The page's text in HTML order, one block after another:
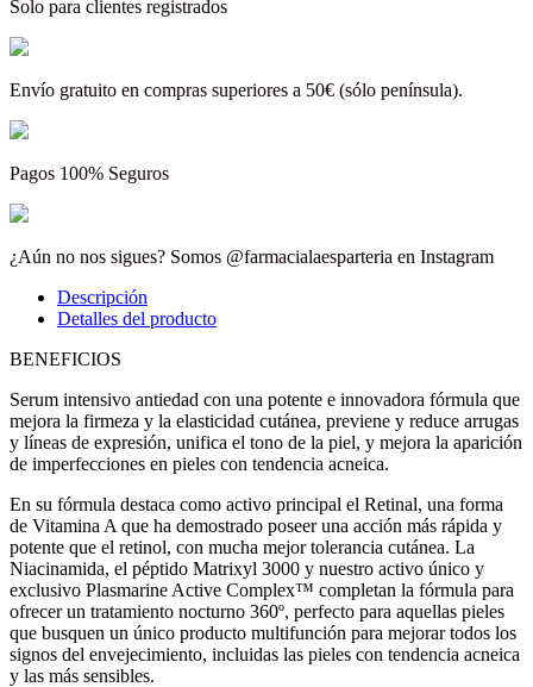
Solo para clientes registrados
Envío gratuito en compras superiores a 50€ (sólo península).
Pagos 100% Seguros
¿Aún no nos sigues? Somos @farmacialaesparteria en Instagram
Descripción
Detalles del producto
BENEFICIOS
Serum intensivo antiedad con una potente e innovadora fórmula que
mejora la firmeza y la elasticidad cutánea, previene y reduce arrugas
y líneas de expresión, unifica el tono de la piel, y mejora la aparición
de imperfecciones en pieles con tendencia acneica.
En su fórmula destaca como activo principal el Retinal, una forma
de Vitamina A que ha demostrado poseer una acción más rápida y
potente que el retinol, con mucha mejor tolerancia cutánea. La
Niacinamida, el péptido Matrixyl 3000 y nuestro activo único y
exclusivo Plasmarine Active Complex™ completan la fórmula para
ofrecer un tratamiento nocturno 360º, perfecto para aquellas pieles
que busquen un único producto multifunción para mejorar todos los
signos del envejecimiento, incluidas las pieles con tendencia acneica
y las más sensibles.